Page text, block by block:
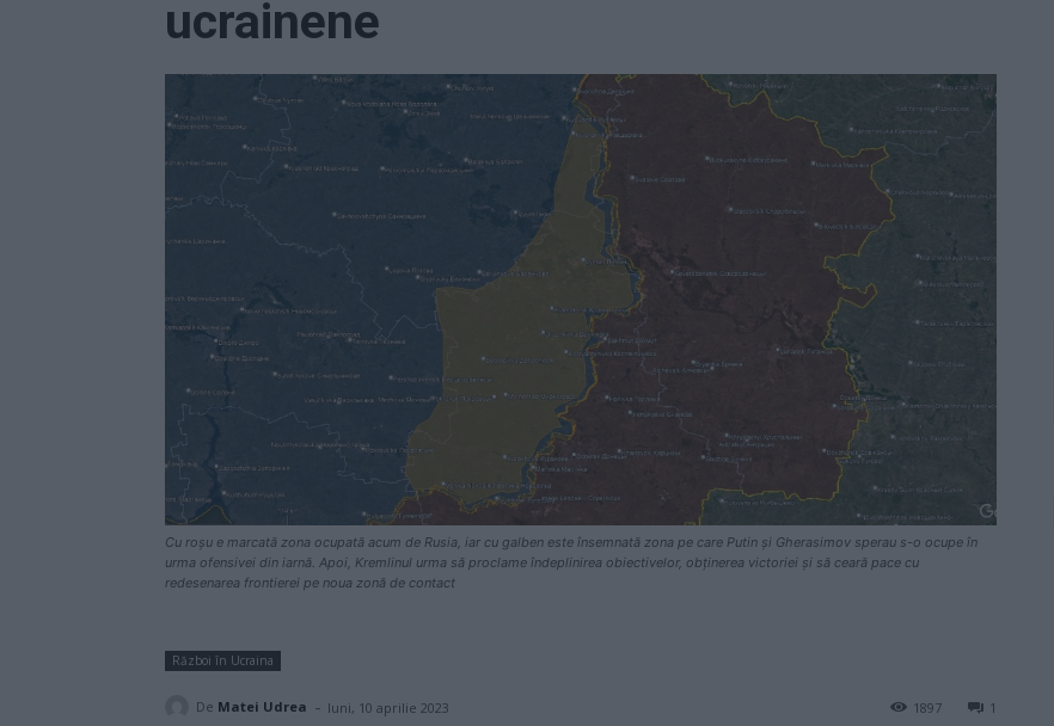
ucrainene
Cu roșu e marcată zona ocupată acum de Rusia, iar cu galben este însemnată zona pe care Putin și Gherasimov sperau s-o ocupe în
urma ofensivei din iarnă. Apoi, Kremlinul urma să proclame îndeplinirea obiectivelor, obținerea victoriei și să ceară pace cu
redesenarea frontierei pe noua zonă de contact
Război în Ucraina
De Matei Udrea - luni, 10 aprilie 2023 1
1897